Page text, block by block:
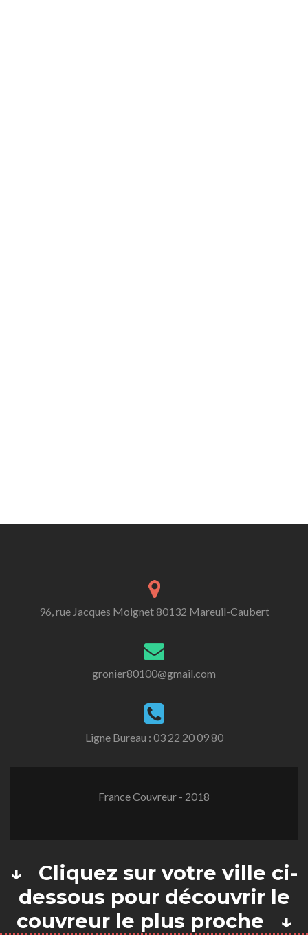
96, rue Jacques Moignet 80132 Mareuil-Caubert
gronier80100@gmail.com
Ligne Bureau : 03 22 20 09 80
France Couvreur - 2018
↓ Cliquez sur votre ville ci-
dessous pour découvrir le
couvreur le plus proche ↓